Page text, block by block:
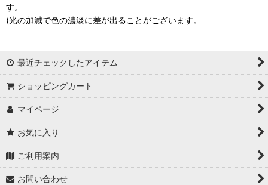
す。
(光の加減で色の濃淡に差が出ることがございます。
最近チェックしたアイテム
ショッピングカート
マイページ
お気に入り
ご利用案内
お問い合わせ